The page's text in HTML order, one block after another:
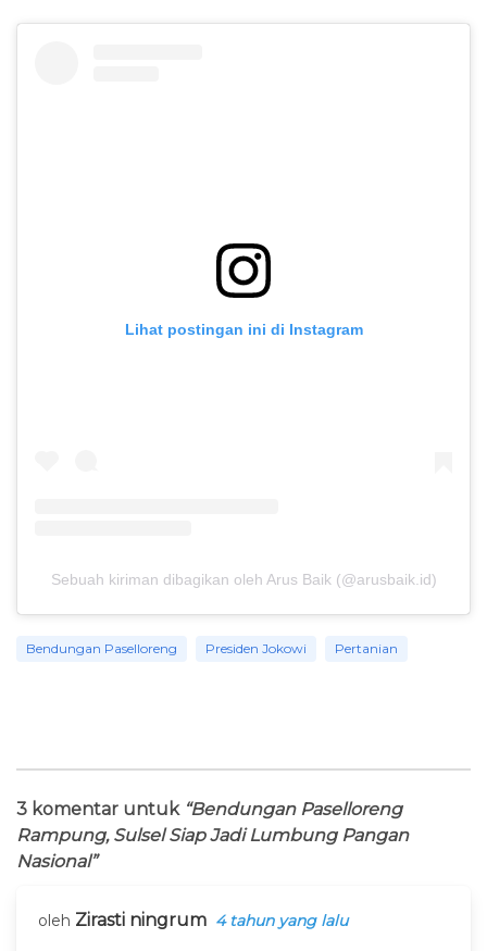
Lihat postingan ini di Instagram
Sebuah kiriman dibagikan oleh Arus Baik (@arusbaik.id)
Bendungan Paselloreng Presiden Jokowi Pertanian
3 komentar untuk “Bendungan Paselloreng
Rampung, Sulsel Siap Jadi Lumbung Pangan
Nasional”
oleh Zirasti ningrum 4 tahun yang lalu